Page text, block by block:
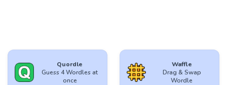
Quordle
Guess 4 Wordles at
once
Waffle
Drag & Swap
Wordle